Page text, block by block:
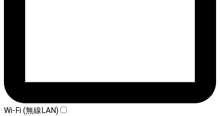
Wi-Fi (無線LAN)